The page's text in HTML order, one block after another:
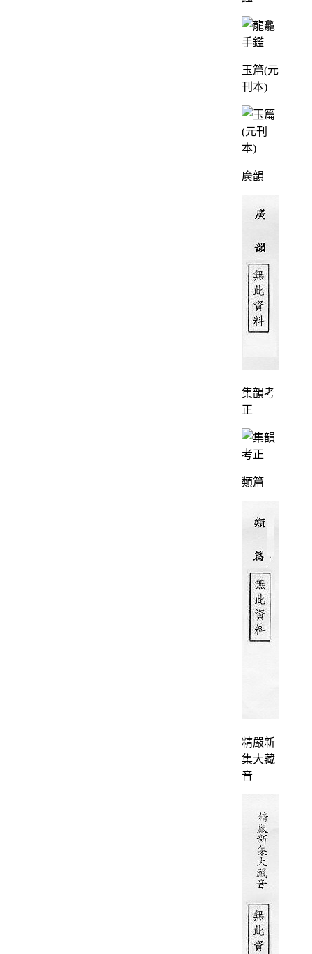
玉篇(元
刊本)
廣韻
集韻考
正
類篇
精嚴新
集大藏
音